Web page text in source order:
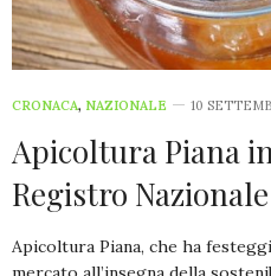
CRONACA, NAZIONALE 10
Apicoltura Piana
Registro
Apicoltura Piana, che ha